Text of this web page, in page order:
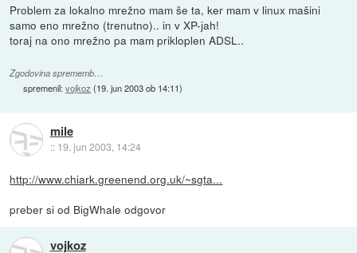
Problem za lokalno mrežno mam še ta, ker mam v linux mašini
samo eno mrežno (trenutno).. in v XP-jah!
toraj na ono mrežno pa mam prikloplen ADSL..
Zgodovina sprememb…
spremenil:vojkoz (19. jun 2003 ob 14:11)
mile
:: 19. jun 2003, 14:24
http://www.chiark.greenend.org.uk/~sgta...
preber si od BigWhale odgovor
vojkoz